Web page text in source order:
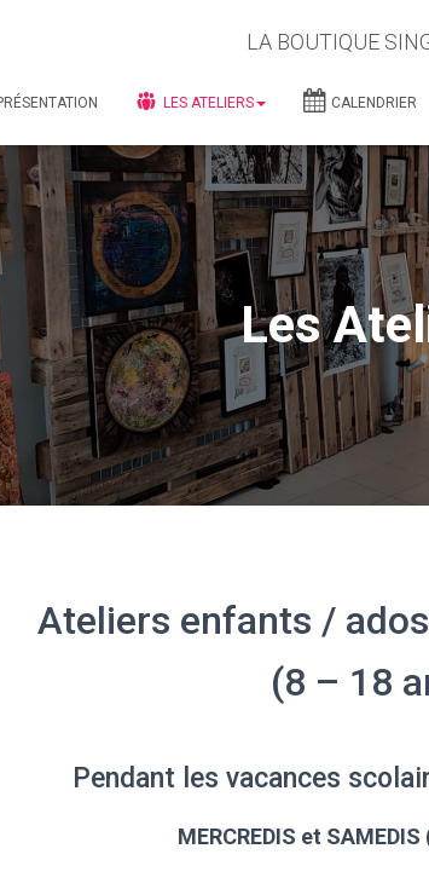
LA BOUTIQUE
LES ATELIERS CALENDRIER
Les
Ateliers enfants /
(8 – 18
Pendant les vacances
MERCREDIS et